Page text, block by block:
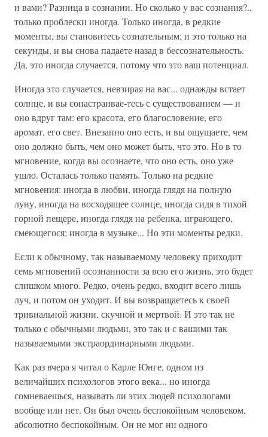
и вами? Разница в сознании. Но сколько у вас сознания?.,
только проблески иногда. Только иногда, в редкие
моменты, вы становитесь сознательным; и это только на
секунды, и вы снова падаете назад в бессознательность.
Да, это иногда случается, потому что это ваш потенциал.
Иногда это случается, невзирая на вас... однажды встает
солнце, и вы сонастраивае-тесь с существованием — и
оно вдруг там: его красота, его благословение, его
аромат, его свет. Внезапно оно есть, и вы ощущаете, чем
оно должно быть, чем оно может быть, что это. Но в то
мгновение, когда вы осознаете, что оно есть, оно уже
ушло. Осталась только память. Только на редкие
мгновения: иногда в любви, иногда глядя на полную
луну, иногда на восходящее солнце, иногда сидя в тихой
горной пещере, иногда глядя на ребенка, играющего,
смеющегося; иногда в музыке... Но эти моменты редки.
Если к обычному, так называемому человеку приходит
семь мгновений осознанности за всю его жизнь, это будет
слишком много. Редко, очень редко, входит всего лишь
луч, и потом он уходит. И вы возвращаетесь к своей
тривиальной жизни, скучной и мертвой. И это так не
только с обычными людьми, это так и с вашими так
называемыми экстраординарными людьми.
Как раз вчера я читал о Карле Юнге, одном из
величайших психологов этого века... но иногда
сомневаешься, называть ли этих людей психологами
вообще или нет. Он был очень беспокойным человеком,
абсолютно беспокойным. Он не мог ни одного